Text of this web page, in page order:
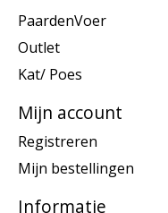
PaardenVoer
Outlet
Kat/ Poes
Mijn account
Registreren
Mijn bestellingen
Informatie